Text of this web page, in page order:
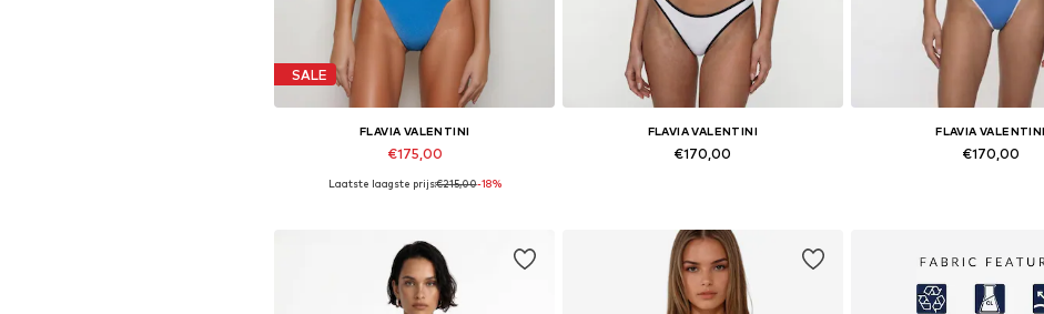
SALE
FLAVIA VALENTINI
€175,00
Beschikbare maten: XS, S, M, L
Laatste laagste prijs:€215,00-18%
FLAVIA VALENTINI
€170,00
FLAVIA VALENTINI
€170,00